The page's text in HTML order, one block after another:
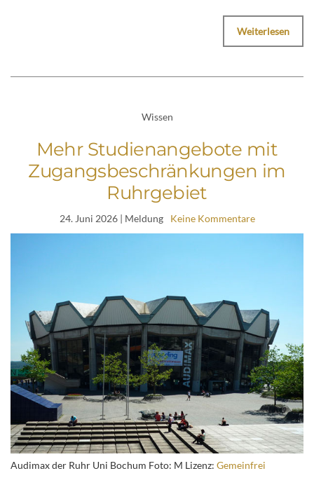
Weiterlesen
Wissen
Mehr Studienangebote mit
Zugangsbeschränkungen im
Ruhrgebiet
24. Juni 2026| Meldung Keine Kommentare
Audimax der Ruhr Uni Bochum Foto: M Lizenz: Gemeinfrei